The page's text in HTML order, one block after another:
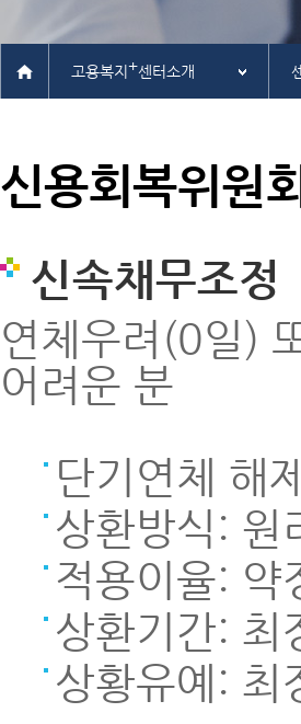
고용복지 +센터소개
신용회복위원회
신속채무조정
연체우려(0일)
어려운 분
단기연체 해
상환방식: 원
적용이율:
상환기간: 최
상황유예: